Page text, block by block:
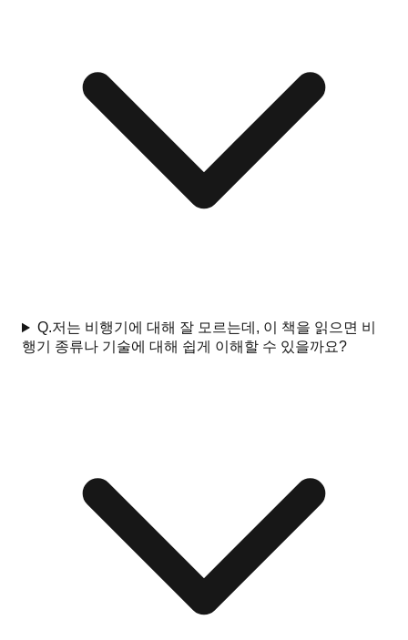
Q.저는 비행기에 대해 잘 모르는데, 이 책을 읽으면 비
행기 종류나 기술에 대해 쉽게 이해할 수 있을까요?